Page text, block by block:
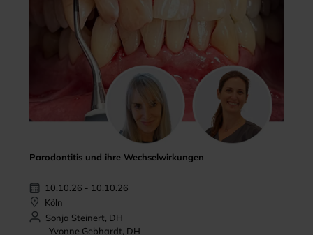
Parodontitis und ihre Wechselwirkungen
10.10.26 - 10.10.26
Köln
Sonja Steinert, DH
Yvonne Gebhardt, DH